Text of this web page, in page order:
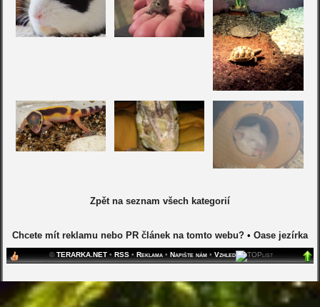
Zpět na seznam všech kategorií
Chcete mít reklamu nebo PR článek na tomto webu?• Oase jezírka
©TERARKA.NET• RSS• Reklama• Napište nám• Vzhled